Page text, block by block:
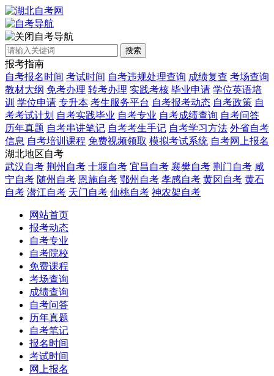
自考导航
搜索
报考指南
自考报名时间 考试时间 自考违规处理查询 成绩复查 考场查询
教材大纲 免考办理 转考办理 实践考核 毕业申请 学位英语培
训 学位申请 专升本 考生服务平台 自考报考动态 自考政策 自
考考试计划 自考实践毕业 自考专业 自考成绩查询 自考问答
历年真题 自考串讲笔记 自考考生手记 自考学习方法 外省自考
信息 自考培训课程 免费视频领取 模拟考试系统 自考网上报名
湖北地区自考
武汉自考 荆州自考 十堰自考 宜昌自考 襄樊自考 荆门自考 咸
宁自考 随州自考 恩施自考 鄂州自考 孝感自考 黄冈自考 黄石
自考 潜江自考 天门自考 仙桃自考 神农架自考
网站首页
报考动态
自考专业
自考院校
免费课程
考场查询
成绩查询
自考问答
历年真题
自考笔记
报名时间
考试时间
网上报名